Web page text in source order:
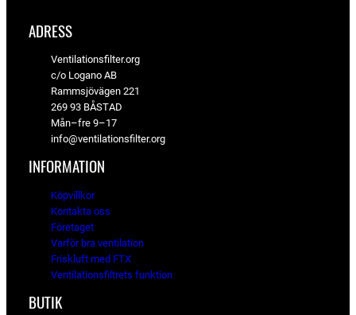
ADRESS
Ventilationsfilter.org
c/o Logano AB
Rammsjövägen 221
269 93 BÅSTAD
Mån–fre 9–17
info@ventilationsfilter.org
INFORMATION
Köpvillkor
Kontakta oss
Företaget
Varför bra ventilation
Friskluft med FTX
Ventilationsfiltrets funktion
BUTIK